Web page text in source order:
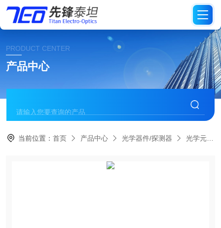
PRODUCT CENTER
产品中心
当前位置：首页 产品中心 光学器件/探测器 光学元件